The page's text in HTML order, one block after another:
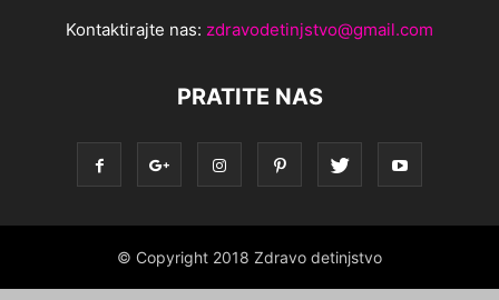
Kontaktirajte nas: zdravodetinjstvo@gmail.com
PRATITE NAS
© Copyright 2018 Zdravo detinjstvo